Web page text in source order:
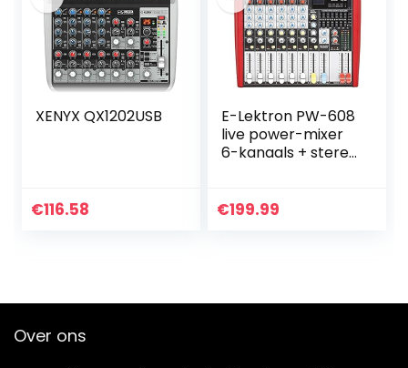
XENYX QX1202USB
€116.58
E-Lektron PW-608
live power-mixer
6-kanaals + stereo
eindversterker
€199.99
Over ons